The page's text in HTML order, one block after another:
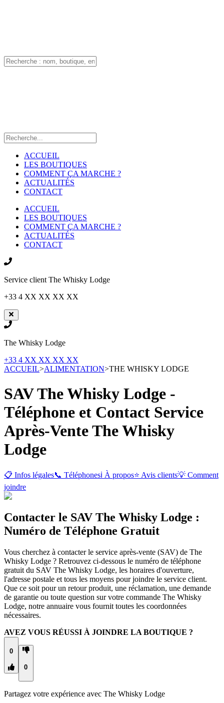
ACCUEIL
LES BOUTIQUES
COMMENT ÇA MARCHE ?
ACTUALITÉS
CONTACT
ACCUEIL
LES BOUTIQUES
COMMENT ÇA MARCHE ?
ACTUALITÉS
CONTACT
Service client The Whisky Lodge
+33 4 XX XX XX XX
The Whisky Lodge
+33 4 XX XX XX XX
ACCUEIL>ALIMENTATION>THE WHISKY LODGE
SAV The Whisky Lodge -
Téléphone et Contact Service
Après-VenteThe Whisky
Lodge
📋 Infos légales📞 Téléphonesℹ️ À propos⭐ Avis clients💡 Comment
joindre
Contacter le SAV The Whisky Lodge :
Numéro de Téléphone Gratuit
Vous cherchez à contacter le service après-vente (SAV) de The
Whisky Lodge ? Retrouvez ci-dessous le numéro de téléphone
gratuit du SAV The Whisky Lodge, les horaires d'ouverture,
l'adresse postale et tous les moyens pour joindre le service client.
Que ce soit pour un retour produit, une réclamation, une demande
de garantie ou toute question sur votre commande The Whisky
Lodge, notre annuaire vous fournit toutes les coordonnées
nécessaires.
AVEZ VOUS RÉUSSI À JOINDRE LA BOUTIQUE ?
0
0
Partagez votre expérience avec The Whisky Lodge